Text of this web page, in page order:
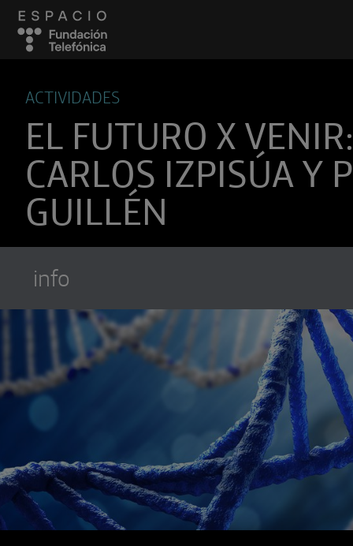
ACTIVIDADES
EL FUTURO X
CARLOS IZPISÚA Y
GUILLÉN
info